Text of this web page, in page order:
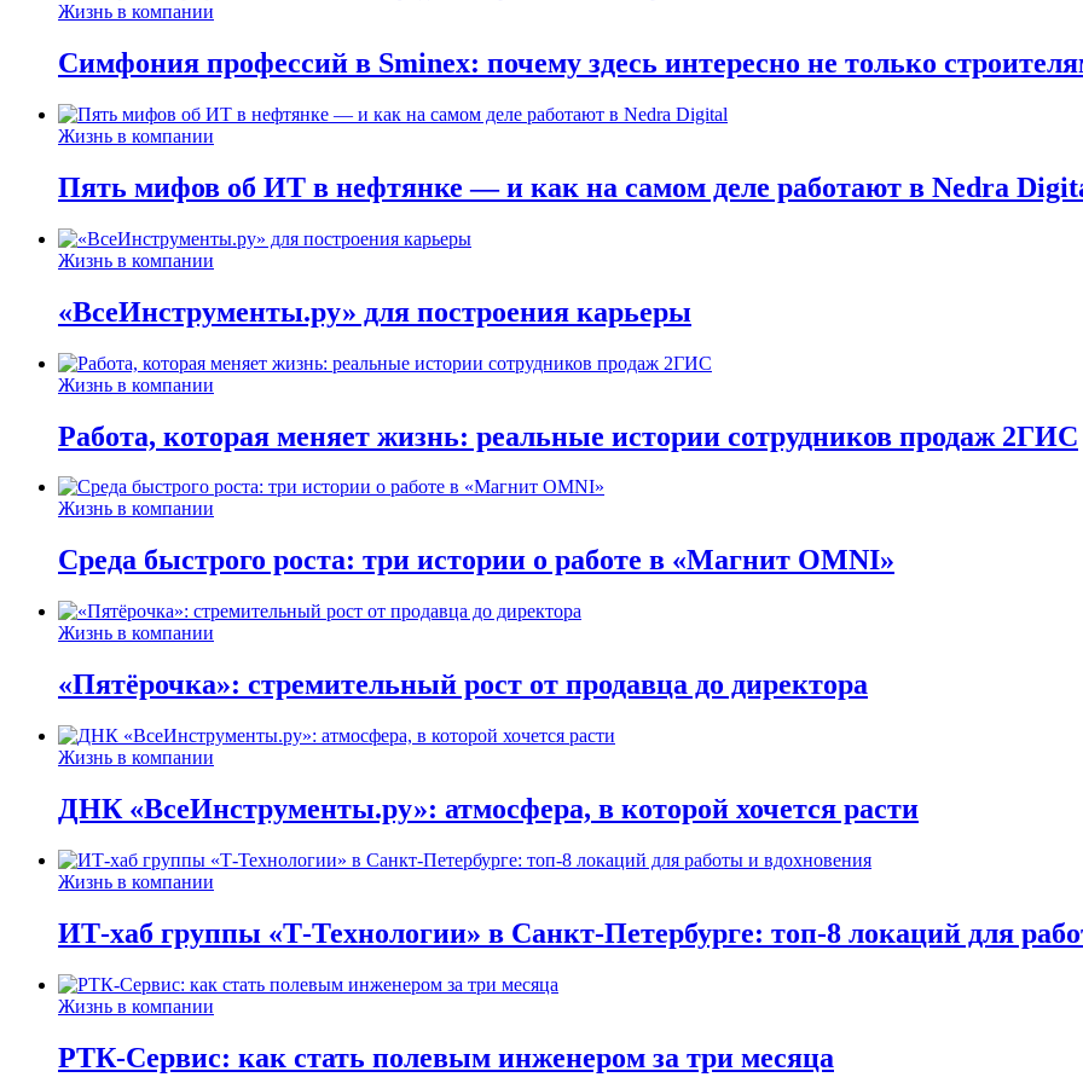
Жизнь в компании
Симфония профессий в Sminex: почему здесь интересно не только
Жизнь в компании
Пять мифов об ИТ в нефтянке — и как на самом деле работают в Nedra
Жизнь в компании
«ВсеИнструменты.ру» для построения карьеры
Жизнь в компании
Работа, которая меняет жизнь: реальные истории сотрудников продаж 2ГИС
Жизнь в компании
Среда быстрого роста: три истории о работе в «Магнит OMNI»
Жизнь в компании
«Пятёрочка»: стремительный рост от продавца до директора
Жизнь в компании
ДНК «ВсеИнструменты.ру»: атмосфера, в которой хочется расти
Жизнь в компании
ИТ-хаб группы «Т-Технологии» в Санкт-Петербурге: топ-8 локаций для
Жизнь в компании
РТК-Сервис: как стать полевым инженером за три месяца